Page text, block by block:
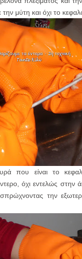
μύτη και όχι το
που είναι το
όχι εντελώς στην
την